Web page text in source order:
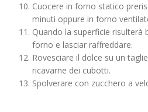
Cuocere in forno statico
minuti oppure in forno
Quando la superficie risulterà
forno e lasciar raffreddare.
Rovesciare il dolce su un
ricavarne dei cubotti.
Spolverare con zucchero a